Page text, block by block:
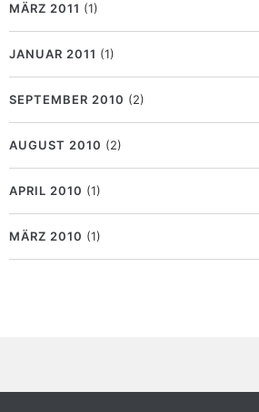
MÄRZ 2011 (1)
JANUAR 2011 (1)
SEPTEMBER 2010 (2)
AUGUST 2010 (2)
APRIL 2010 (1)
MÄRZ 2010 (1)